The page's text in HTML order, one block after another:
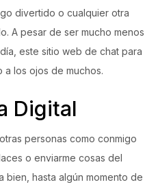
divertido o cualquier otra
A pesar de ser mucho menos
este sitio web de chat para
los ojos de muchos.
Digital
personas como conmigo
o enviarme cosas del
bien, hasta algún momento de